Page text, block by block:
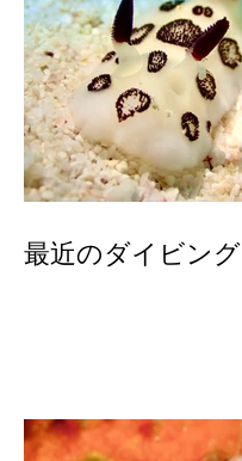
最近のダイビング